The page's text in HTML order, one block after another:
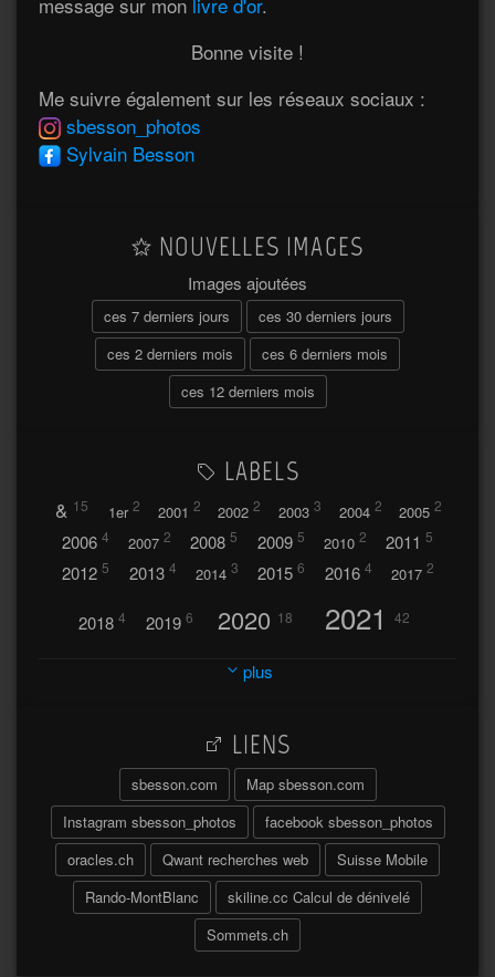
Bonne visite !
Me suivre également sur les réseaux sociaux :
sbesson_photos
Sylvain Besson
NOUVELLES IMAGES
Images ajoutées
ces 7 derniers jours
ces 30 derniers jours
ces 2 derniers mois
ces 6 derniers mois
ces 12 derniers mois
LABELS
& 15 1er 2 2001 2 2002 2 2003 3 2004 2 2005 2
2006 4 2007 2 2008 5 2009 5 2010 2 2011 5
2012 5 2013 4 2014 3 2015 6 2016 4 2017 2
2018 4 2019 6 2020 18 2021 42
2023 32
2026
A travers l'hublot 17 Abländschen 3
Açores 2004 64 Adelboden 2
Adonis 6
Afrique du Sud 2019
plus
LIENS
sbesson.com
Map sbesson.com
Instagram sbesson_photos
facebook sbesson_photos
oracles.ch
Qwant recherches web
Suisse Mobile
Rando-MontBlanc
skiline.cc Calcul de dénivelé
Sommets.ch